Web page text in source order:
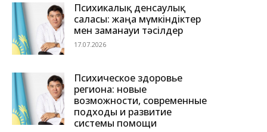
Психикалық денсаулық
саласы: жаңа мүмкіндіктер
мен заманауи тәсілдер
17.07.2026
Психическое здоровье
региона: новые
возможности, современные
подходы и развитие
системы помощи